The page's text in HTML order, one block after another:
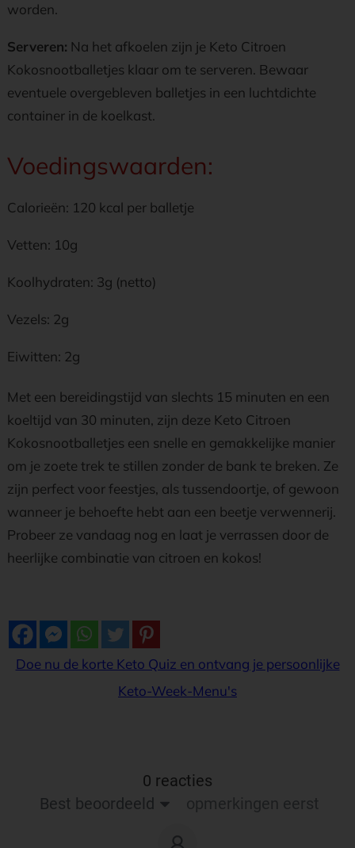
worden.
Serveren: Na het afkoelen zijn je Keto Citroen
Kokosnootballetjes klaar om te serveren. Bewaar
eventuele overgebleven balletjes in een luchtdichte
container in de koelkast.
Voedingswaarden:
Calorieën: 120 kcal per balletje
Vetten: 10g
Koolhydraten: 3g (netto)
Vezels: 2g
Eiwitten: 2g
Met een bereidingstijd van slechts 15 minuten en een
koeltijd van 30 minuten, zijn deze Keto Citroen
Kokosnootballetjes een snelle en gemakkelijke manier
om je zoete trek te stillen zonder de bank te breken. Ze
zijn perfect voor feestjes, als tussendoortje, of gewoon
wanneer je behoefte hebt aan een beetje verwennerij.
Probeer ze vandaag nog en laat je verrassen door de
heerlijke combinatie van citroen en kokos!
Doe nu de korte Keto Quiz en ontvang je persoonlijke
Keto-Week-Menu's
0 reacties
Best beoordeeld
opmerkingen eerst